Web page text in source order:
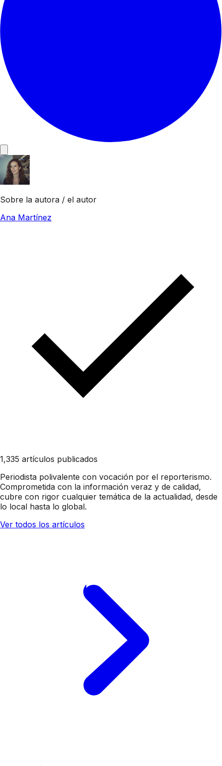
Sobre la autora / el autor
Ana Martínez
1,335 artículos publicados
Periodista polivalente con vocación por el reporterismo.
Comprometida con la información veraz y de calidad,
cubre con rigor cualquier temática de la actualidad, desde
lo local hasta lo global.
Ver todos los artículos